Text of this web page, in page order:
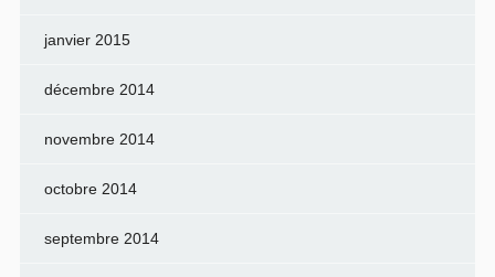
janvier 2015
décembre 2014
novembre 2014
octobre 2014
septembre 2014